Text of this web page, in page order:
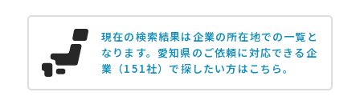
現在の検索結果は企業の所在地での一覧と
なります。 愛知県のご依頼に対応できる企
業（151社）で探したい方はこちら。